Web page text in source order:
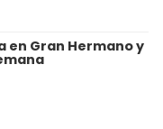
en Gran Hermano y